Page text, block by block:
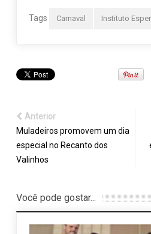
Tags Carnaval Instituto
Anterior
Muladeiros promovem um dia
especial no Recanto dos
Valinhos
Você pode gostar...